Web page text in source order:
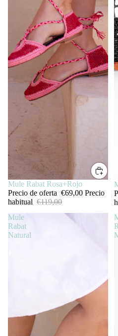
SALE
Mule Rabat Rosa+Rojo
Precio de oferta €69,00 Precio
habitual €119,00
Mule
Rabat
Natural